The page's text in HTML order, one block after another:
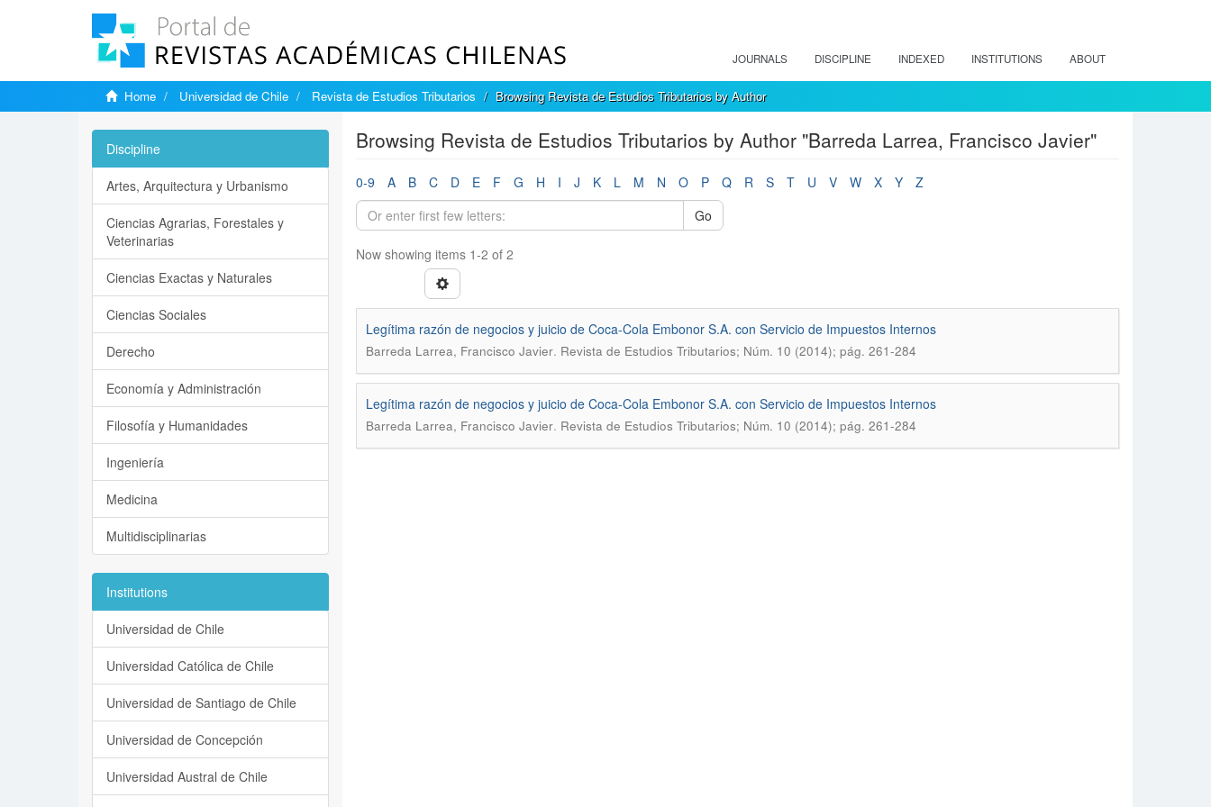
JOURNALS DISCIPLINE INDEXED INSTITUTIONS ABOUT
Home Universidad de Chile Revista de Estudios Tributarios Browsing Revista de Estudios Tributarios by Author
Browsing Revista de Estudios Tributarios by Author "Barreda Larrea, Francisco Javier"
0-9 A B C D E F G H I J K L M N O P Q R S T U V W X Y
Z
Go
Now showing items 1-2 of 2
Legítima razón de negocios y juicio de Coca-Cola Embonor S.A. con Servicio de Impuestos Internos
Barreda Larrea, Francisco Javier. Revista de Estudios Tributarios; Núm. 10 (2014); pág. 261-284
Legítima razón de negocios y juicio de Coca-Cola Embonor S.A. con Servicio de Impuestos Internos
Barreda Larrea, Francisco Javier. Revista de Estudios Tributarios; Núm. 10 (2014); pág. 261-284
Discipline
Artes, Arquitectura y Urbanismo
Ciencias Agrarias, Forestales y
Veterinarias
Ciencias Exactas y Naturales
Ciencias Sociales
Derecho
Economía y Administración
Filosofía y Humanidades
Ingeniería
Medicina
Multidisciplinarias
Institutions
Universidad de Chile
Universidad Católica de Chile
Universidad de Santiago de Chile
Universidad de Concepción
Universidad Austral de Chile